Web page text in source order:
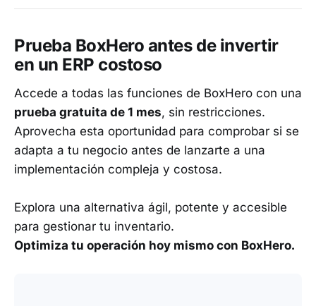
Prueba BoxHero antes de invertir
en un ERP costoso
Accede a todas las funciones de BoxHero con una
prueba gratuita de 1 mes, sin restricciones.
Aprovecha esta oportunidad para comprobar si se
adapta a tu negocio antes de lanzarte a una
implementación compleja y costosa.
Explora una alternativa ágil, potente y accesible
para gestionar tu inventario.
Optimiza tu operación hoy mismo con BoxHero.